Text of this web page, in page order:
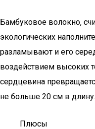
Бамбуковое волокно,
экологических
разламывают и его
воздействием высоких
сердцевина
не больше 20 см в длину.
Плюсы